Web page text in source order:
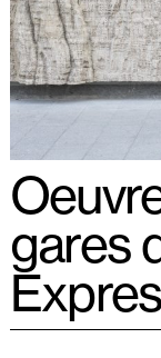
gares